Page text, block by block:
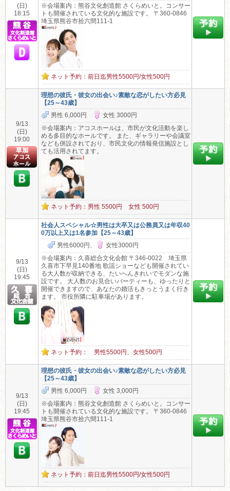
(日)
18:15
※会場案内：熊谷文化創造館 さくらめいと。コンサー
トも開催されている文化的な施設です。 〒360-0846
埼玉県熊谷市拾六間111-1
ネット予約：前日迄男性5500円/女性500円
9/13
(日)
19:00
理想の彼氏・彼女の出会い♪素敵な恋がしたい方必見
【25～43歳】
男性 6,000円
女性 3000円
※会場案内：アコスホールは、市民が文化活動を楽し
める多目的なホールです。 また、ギャラリーや会議室
なども併設されており、市民文化の情報発信施設とし
ても活用されてます。
ネット予約：男性 5500円 女性 500円
9/13
(日)
19:45
社会人スペシャル☆男性は大卒又は公務員又は年収40
0万以上又は1名参加【25～43歳】
男性6000円、
女性3000円
※会場案内：久喜総合文化会館 〒346-0022 埼玉県
久喜市下早見140番地 歌謡ショーなども開催されてい
る大人数が収納できる、たいへんきれいでモダンな施
設です。 大人数のお見合いパーティーも、ゆったりと
開催できますので、あなたの婚活もきっとうまく行き
ます。 市役所隣に駐車場があります。
ネット予約： 男性5500円、女性500円
9/13
(日)
19:45
理想の彼氏・彼女の出会い♪素敵な恋がしたい方必見
【25～43歳】
男性 6,000円
女性 3,000円
※会場案内：熊谷文化創造館 さくらめいと。コンサー
トも開催されている文化的な施設です。 〒360-0846
埼玉県熊谷市拾六間111-1
ネット予約：前日迄男性5500円/女性500円